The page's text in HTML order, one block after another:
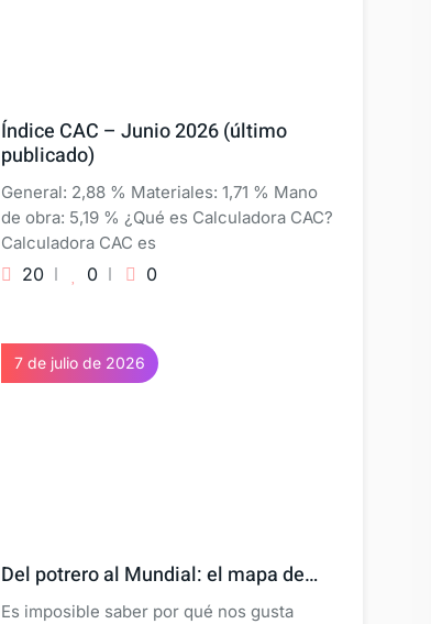
Índice CAC – Junio 2026 (último
publicado)
General: 2,88 % Materiales: 1,71 % Mano
de obra: 5,19 % ¿Qué es Calculadora CAC?
Calculadora CAC es
20 0 0
7 de julio de 2026
Del potrero al Mundial: el mapa de…
Es imposible saber por qué nos gusta